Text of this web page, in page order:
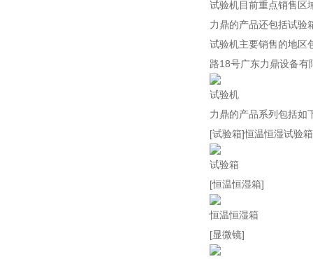
试验机目前重点销售区
力鼎的产品还包括试验
试验机主要销售的地区
路18号广东力鼎设备有
试验机
力鼎的产品系列包括如
[试验箱]恒温恒湿试验
试验箱
[恒温恒湿箱]
恒温恒湿箱
[显微镜]